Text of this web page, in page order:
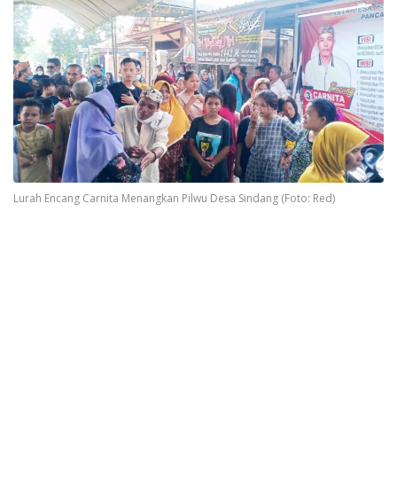
Lurah Encang Carnita Menangkan Pilwu Desa Sindang (Foto: Red)